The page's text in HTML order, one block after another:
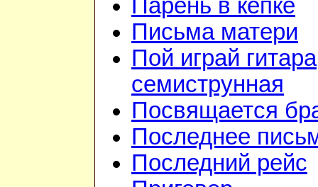
Парень в кепке
Письма матери
Пой играй гитара
семиструнная
Посвящается
Последнее
Последний рейс